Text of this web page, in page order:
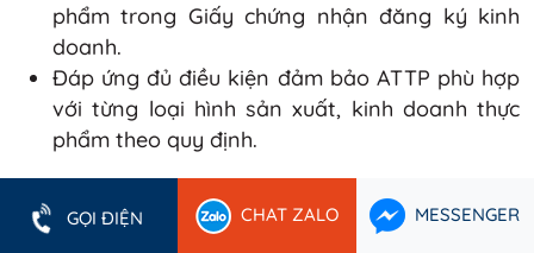
phẩm trong Giấy chứng nhận đăng ký kinh
doanh.
Đáp ứng đủ điều kiện đảm bảo ATTP phù hợp
với từng loại hình sản xuất, kinh doanh thực
phẩm theo quy định.
toàn thực phẩm.
GỌI ĐIỆN CHAT ZALO MESSENGER